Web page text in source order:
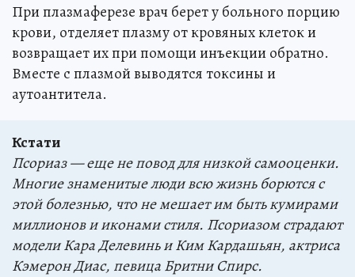
При плазмаферезе врач берет у больного порцию
крови, отделяет плазму от кровяных клеток и
возвращает их при помощи инъекции обратно.
Вместе с плазмой выводятся токсины и
аутоантитела.
Кстати
Псориаз — еще не повод для низкой самооценки.
Многие знаменитые люди всю жизнь борются с
этой болезнью, что не мешает им быть кумирами
миллионов и иконами стиля. Псориазом страдают
модели Кара Делевинь и Ким Кардашьян, актриса
Кэмерон Диас, певица Бритни Спирс.